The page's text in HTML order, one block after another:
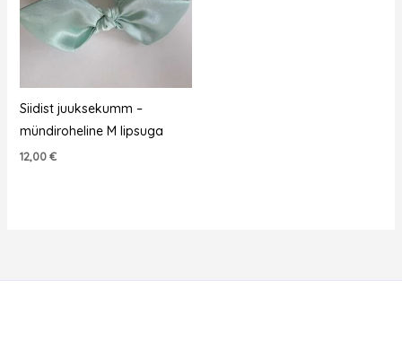
Siidist juuksekumm –
mündiroheline M lipsuga
12,00€